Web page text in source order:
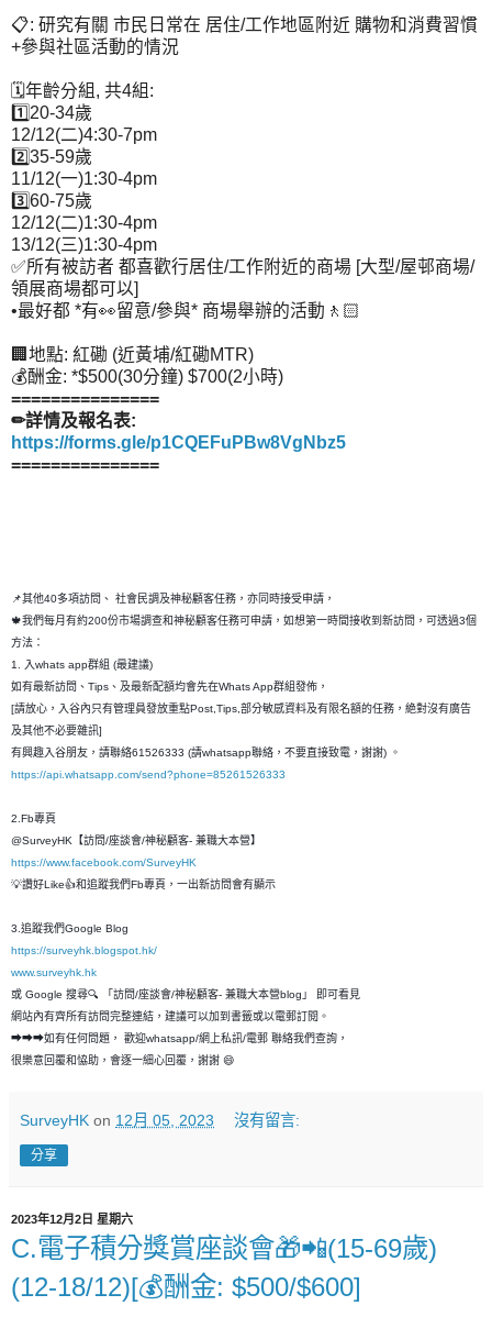
📋: 研究有關 市民日常在 居住/工作地區附近 購物和消費習慣
+參與社區活動的情況
🗓️年齡分組, 共4組:
1️⃣20-34歲
12/12(二)4:30-7pm
2️⃣35-59歲
11/12(一)1:30-4pm
3️⃣60-75歲
12/12(二)1:30-4pm
13/12(三)1:30-4pm
✅所有被訪者 都喜歡行居住/工作附近的商場 [大型/屋邨商場/
領展商場都可以]
•最好都 *有👀留意/參與* 商場舉辦的活動🚶🏻
🏢地點: 紅磡 (近黃埔/紅磡MTR)
💰酬金: *$500(30分鐘) $700(2小時)
===============
✏詳情及報名表:
https://forms.gle/p1CQEFuPBw8VgNbz5
===============
📌其他40多項訪問、 社會民調及神秘顧客任務，亦同時接受申請，
🍁我們每月有約200份市場調查和神秘顧客任務可申請，如想第一時間接收到新訪問，可透過3個
方法：
1. 入whats app群組 (最建議)
如有最新訪問、Tips、及最新配額均會先在Whats App群組發佈，
[請放心，入谷內只有管理員發放重點Post,Tips,部分敏感資料及有限名額的任務，絶對沒有廣告
及其他不必要雜訊]
有興趣入谷朋友，請聯絡61526333 (請whatsapp聯絡，不要直接致電，謝謝) 。
https://api.whatsapp.com/send?phone=85261526333
2.Fb專頁
@SurveyHK【訪問/座談會/神秘顧客- 兼職大本營】
https://www.facebook.com/SurveyHK
💡讚好Like👍和追蹤我們Fb專頁，一出新訪問會有顯示
3.追蹤我們Google Blog
https://surveyhk.blogspot.hk/
www.surveyhk.hk
或 Google 搜尋🔍 「訪問/座談會/神秘顧客- 兼職大本營blog」 即可看見
網站內有齊所有訪問完整連結，建議可以加到書籤或以電郵訂閱。
➡➡➡如有任何問題， 歡迎whatsapp/網上私訊/電郵 聯絡我們查詢，
很樂意回覆和恊助，會逐一細心回覆，謝謝 😄
SurveyHK on 12月 05, 2023 沒有留言:
分享
2023年12月2日 星期六
C.電子積分獎賞座談會🎁📲(15-69歲)
(12-18/12)[💰酬金: $500/$600]